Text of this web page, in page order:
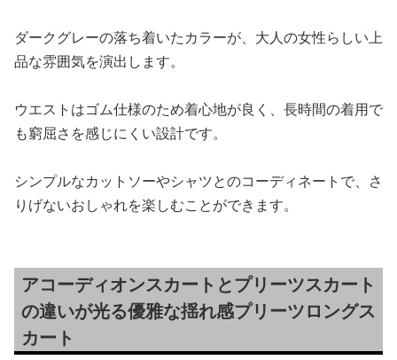
ダークグレーの落ち着いたカラーが、大人の女性らしい上
品な雰囲気を演出します。
ウエストはゴム仕様のため着心地が良く、長時間の着用で
も窮屈さを感じにくい設計です。
シンプルなカットソーやシャツとのコーディネートで、さ
りげないおしゃれを楽しむことができます。
アコーディオンスカートとプリーツスカート
の違いが光る優雅な揺れ感プリーツロングス
カート